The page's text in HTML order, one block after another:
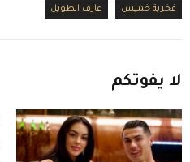
فخرية خميس عارف الطويل
لا يفوتكم